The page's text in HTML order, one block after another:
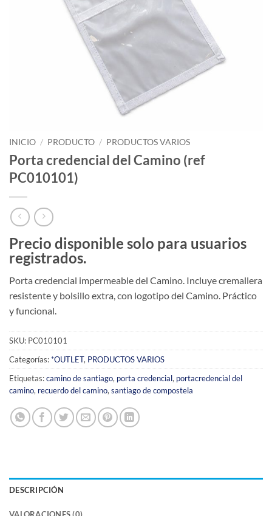
INICIO / PRODUCTO / PRODUCTOS VARIOS
Porta credencial del Camino (ref
PC010101)
Precio disponible solo para usuarios
registrados.
Porta credencial impermeable del Camino. Incluye cremallera
resistente y bolsillo extra, con logotipo del Camino. Práctico
y funcional.
SKU: PC010101
Categorías:*OUTLET, PRODUCTOS VARIOS
Etiquetas:camino de santiago, porta credencial, portacredencial del
camino, recuerdo del camino, santiago de compostela
DESCRIPCIÓN